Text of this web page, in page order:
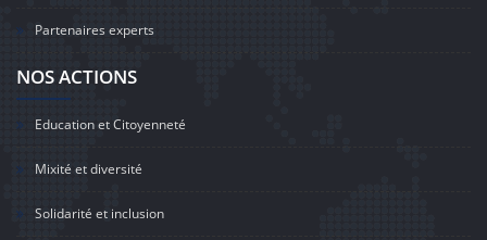
Partenaires experts
NOS ACTIONS
Education et Citoyenneté
Mixité et diversité
Solidarité et inclusion